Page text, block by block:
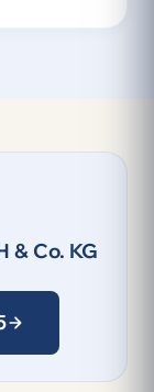
& Co. KG